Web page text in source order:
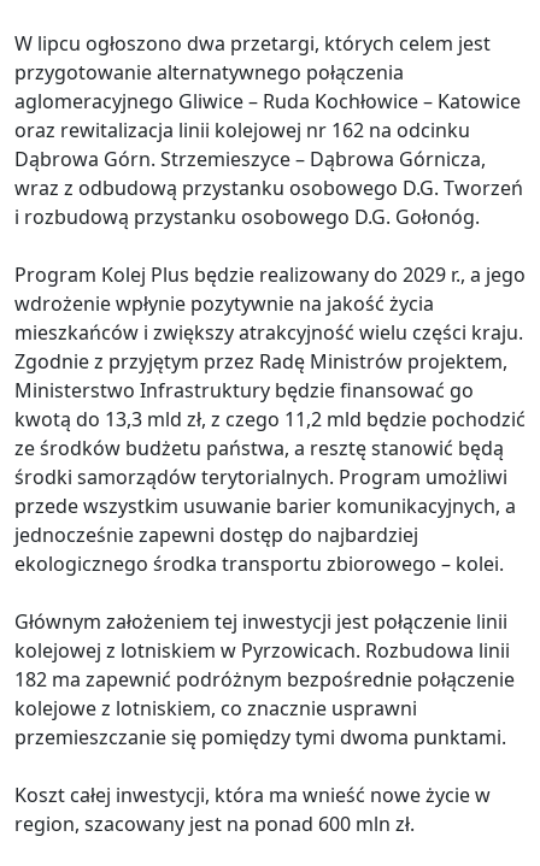
W lipcu ogłoszono dwa przetargi, których celem jest
przygotowanie alternatywnego połączenia
aglomeracyjnego Gliwice – Ruda Kochłowice – Katowice
oraz rewitalizacja linii kolejowej nr 162 na odcinku
Dąbrowa Górn. Strzemieszyce – Dąbrowa Górnicza,
wraz z odbudową przystanku osobowego D.G. Tworzeń
i rozbudową przystanku osobowego D.G. Gołonóg.
Program Kolej Plus będzie realizowany do 2029 r., a jego
wdrożenie wpłynie pozytywnie na jakość życia
mieszkańców i zwiększy atrakcyjność wielu części kraju.
Zgodnie z przyjętym przez Radę Ministrów projektem,
Ministerstwo Infrastruktury będzie finansować go
kwotą do 13,3 mld zł, z czego 11,2 mld będzie pochodzić
ze środków budżetu państwa, a resztę stanowić będą
środki samorządów terytorialnych. Program umożliwi
przede wszystkim usuwanie barier komunikacyjnych, a
jednocześnie zapewni dostęp do najbardziej
ekologicznego środka transportu zbiorowego – kolei.
Głównym założeniem tej inwestycji jest połączenie linii
kolejowej z lotniskiem w Pyrzowicach. Rozbudowa linii
182 ma zapewnić podróżnym bezpośrednie połączenie
kolejowe z lotniskiem, co znacznie usprawni
przemieszczanie się pomiędzy tymi dwoma punktami.
Koszt całej inwestycji, która ma wnieść nowe życie w
region, szacowany jest na ponad 600 mln zł.